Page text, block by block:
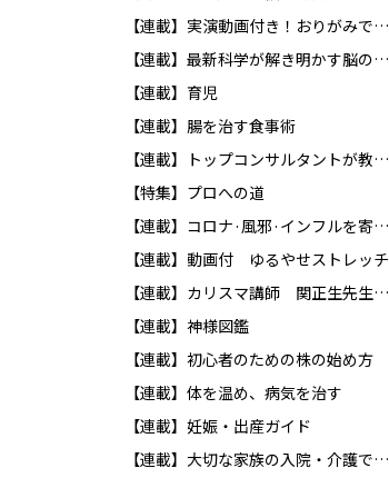
【連載】実演動画付き！おりがみで楽しく英語を覚えよう！
【連載】最新科学が解き明かす脳のふしぎ
【連載】育児
【連載】腸を治す食事術
【連載】トップコンサルタントが教える！！ 「成功する転職」の方法
【特集】プロへの道
【連載】コロナ·風邪·インフルを寄せつけない体をつくろう!
【連載】動画付 ゆるやせストレッチ
【連載】カリスマ講師 関正生先生の前置詞を学ぼう！
【連載】神様図鑑
【連載】初心者のための株の始め方
【連載】体を温め、病気を治す
【連載】妊娠・出産ガイド
【連載】大切な家族の入院・介護でやるべきこと